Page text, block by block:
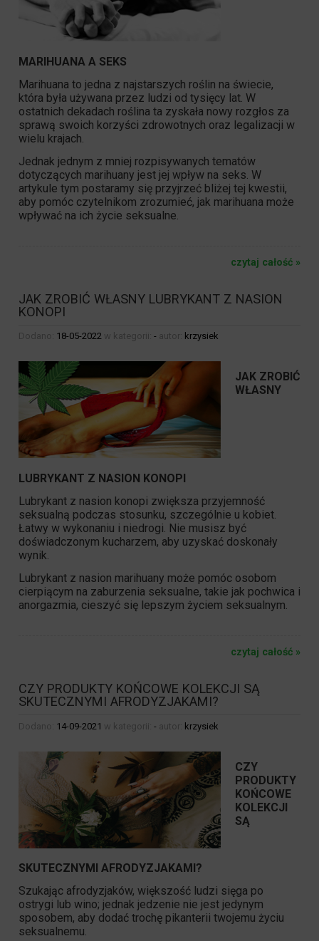
MARIHUANA A SEKS
Marihuana to jedna z najstarszych roślin na świecie,
która była używana przez ludzi od tysięcy lat. W
ostatnich dekadach roślina ta zyskała nowy rozgłos za
sprawą swoich korzyści zdrowotnych oraz legalizacji w
wielu krajach.
Jednak jednym z mniej rozpisywanych tematów
dotyczących marihuany jest jej wpływ na seks. W
artykule tym postaramy się przyjrzeć bliżej tej kwestii,
aby pomóc czytelnikom zrozumieć, jak marihuana może
wpływać na ich życie seksualne.
czytaj całość »
JAK ZROBIĆ WŁASNY LUBRYKANT Z NASION
KONOPI
Dodano: 18-05-2022 w kategorii: - autor: krzysiek
JAK ZROBIĆ
WŁASNY
LUBRYKANT Z NASION KONOPI
Lubrykant z nasion konopi zwiększa przyjemność
seksualną podczas stosunku, szczególnie u kobiet.
Łatwy w wykonaniu i niedrogi. Nie musisz być
doświadczonym kucharzem, aby uzyskać doskonały
wynik.
Lubrykant z nasion marihuany może pomóc osobom
cierpiącym na zaburzenia seksualne, takie jak pochwica i
anorgazmia, cieszyć się lepszym życiem seksualnym.
czytaj całość »
CZY PRODUKTY KOŃCOWE KOLEKCJI SĄ
SKUTECZNYMI AFRODYZJAKAMI?
Dodano: 14-09-2021 w kategorii: - autor: krzysiek
CZY
PRODUKTY
KOŃCOWE
KOLEKCJI
SĄ
SKUTECZNYMI AFRODYZJAKAMI?
Szukając afrodyzjaków, większość ludzi sięga po
ostrygi lub wino; jednak jedzenie nie jest jedynym
sposobem, aby dodać trochę pikanterii twojemu życiu
seksualnemu.